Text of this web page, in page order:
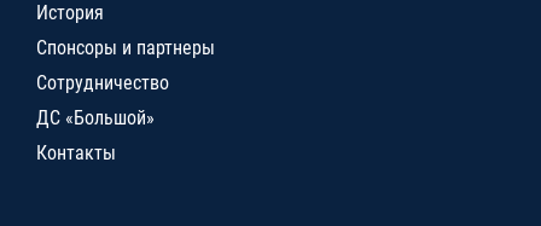
История
Спонсоры и партнеры
Сотрудничество
ДС «Большой»
Контакты